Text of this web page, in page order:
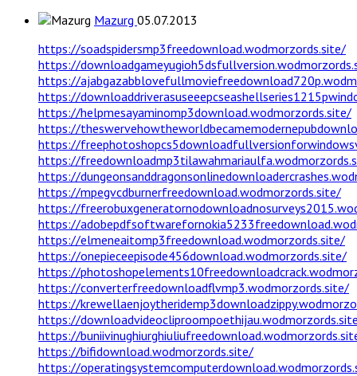
Mazurg 05.07.2013
https://soadspidersmp3freedownload.wodmorzords.site/
https://
https://
https://
https://helpmesayaminomp3download.wodmorzords.site/
https://
https://
https://
https://
https://mpegvcdburnerfreedownload.wodmorzords.site/
https://
https://
https://elmeneaitomp3freedownload.wodmorzords.site/
https://onepieceepisode456download.wodmorzords.site/
https://
https://converterfreedownloadflvmp3.wodmorzords.site/
https://
https://
https://
https://bifidownload.wodmorzords.site/
https://